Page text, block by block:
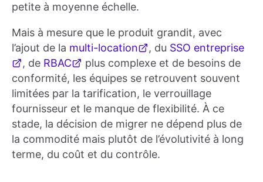
petite à moyenne échelle.
Mais à mesure que le produit grandit, avec
l’ajout de la multi-location , du SSO entreprise
, de RBAC
plus complexe et de besoins de
conformité, les équipes se retrouvent souvent
limitées par la tarification, le verrouillage
fournisseur et le manque de flexibilité. À ce
stade, la décision de migrer ne dépend plus de
la commodité mais plutôt de l’évolutivité à long
terme, du coût et du contrôle.